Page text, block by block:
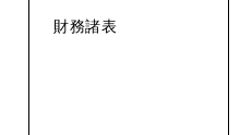
財務諸表